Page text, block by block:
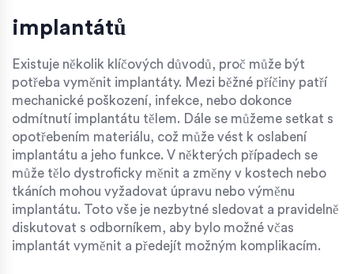
implantátů
Existuje několik klíčových důvodů, proč může být
potřeba vyměnit implantáty. Mezi běžné příčiny patří
mechanické poškození, infekce, nebo dokonce
odmítnutí implantátu tělem. Dále se můžeme setkat s
opotřebením materiálu, což může vést k oslabení
implantátu a jeho funkce. V některých případech se
může tělo dystroficky měnit a změny v kostech nebo
tkáních mohou vyžadovat úpravu nebo výměnu
implantátu. Toto vše je nezbytné sledovat a pravidelně
diskutovat s odborníkem, aby bylo možné včas
implantát vyměnit a předejít možným komplikacím.